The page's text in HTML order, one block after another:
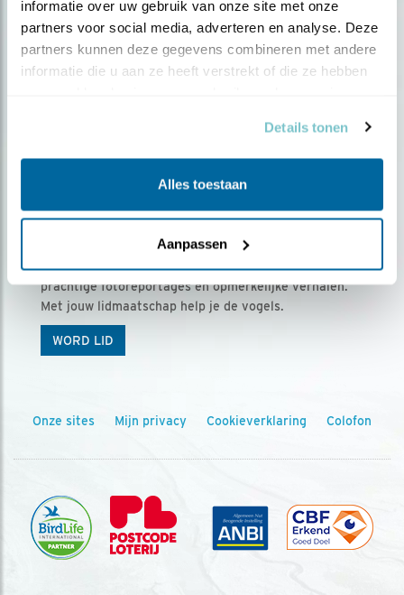
informatie over uw gebruik van onze site met onze
partners voor social media, adverteren en analyse. Deze
partners kunnen deze gegevens combineren met andere
informatie die u aan ze heeft verstrekt of die ze hebben
Details tonen
Alles toestaan
Aanpassen
Ontvang 5 x Vogels voor € 36,00 per jaar
Vogels is het tijdschrift voor onze leden, met
prachtige fotoreportages en opmerkelijke verhalen.
Met jouw lidmaatschap help je de vogels.
WORD LID
Onze sites Mijn privacy Cookieverklaring Colofon